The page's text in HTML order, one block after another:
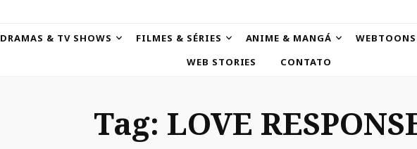
DRAMAS & TV SHOWS FILMES & SÉRIES ANIME & MANGÁ
WEBTOONS
WEB STORIES
CONTATO
Tag: LOVE